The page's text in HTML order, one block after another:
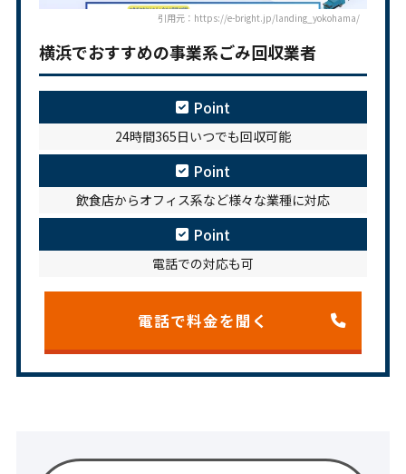
引用元：https://e-bright.jp/landing_yokohama/
横浜でおすすめの事業系ごみ回収業者
Point
24時間365日いつでも回収可能
Point
飲食店からオフィス系など様々な業種に対応
Point
電話での対応も可
電話で料金を聞く